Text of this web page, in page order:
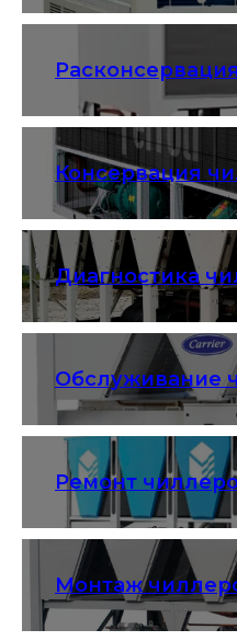
Консервация
Диагностика
Обслуживание
Ремонт
Монтаж